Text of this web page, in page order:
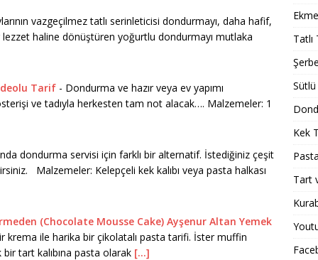
vazgeçilmez tatlı serinleticisi dondurmayı, daha hafif,
haline dönüştüren yoğurtlu dondurmayı mutlaka
Tarif - Dondurma ve hazır veya ev yapımı
ve tadıyla herkesten tam not alacak…. Malzemeler: 1
dondurma servisi için farklı bir alternatif. İstediğiniz çeşit
Malzemeler: Kelepçeli kek kalıbı veya pasta halkası
(Chocolate Mousse Cake) Ayşenur Altan Yemek
krema ile harika bir çikolatalı pasta tarifi. İster muffin
tart kalıbına pasta olarak [...]
Tatlı
Sütlü
Kek
Tart